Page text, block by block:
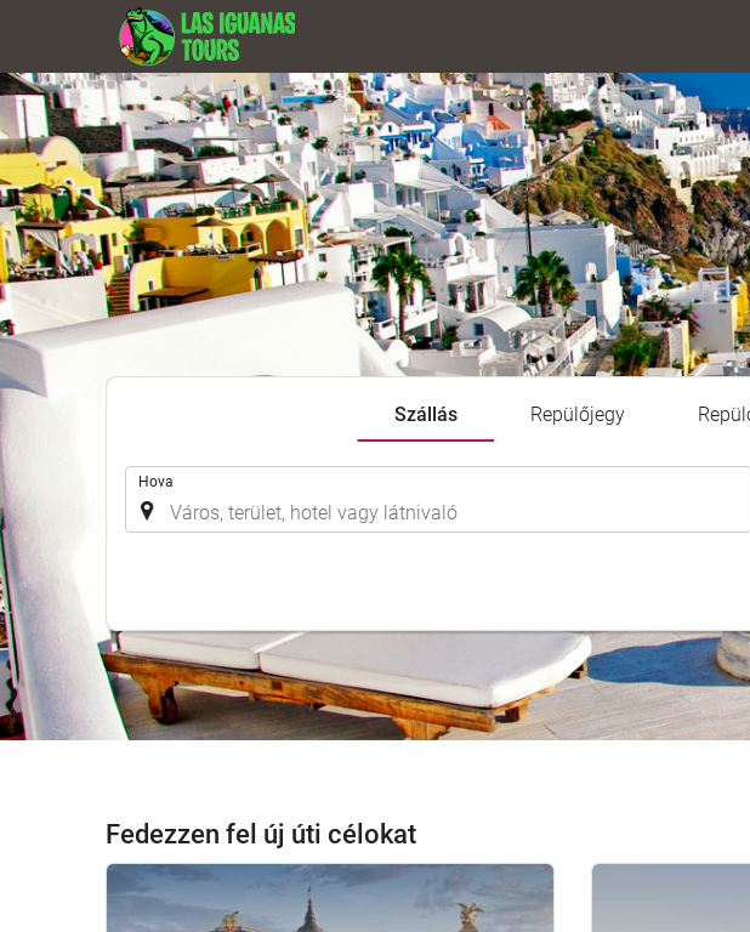
Szállás Repülőjegy
Hova
Fedezzen fel új úti célokat